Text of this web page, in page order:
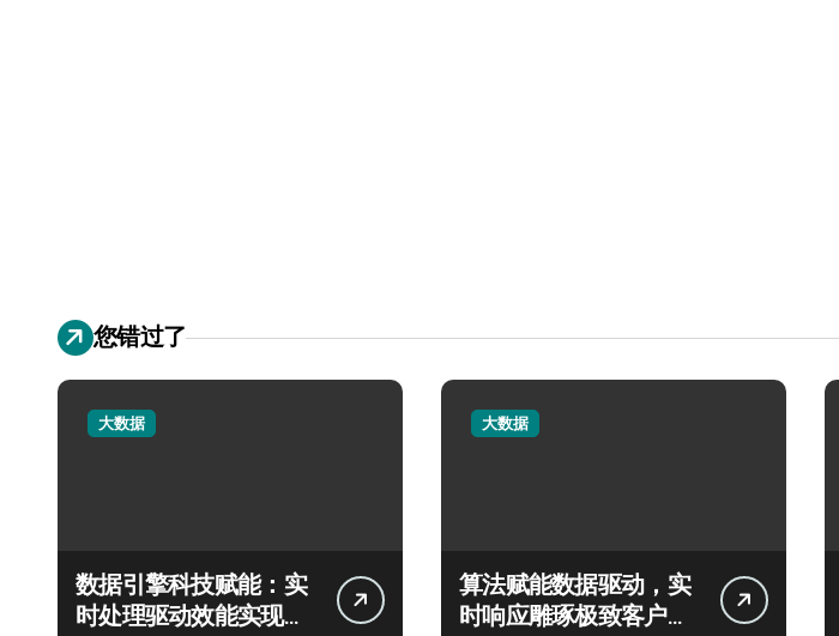
您错过了
大数据
数据引擎科技赋能：实
时处理驱动效能实现飞
大数据
算法赋能数据驱动，实
时响应雕琢极致客户服